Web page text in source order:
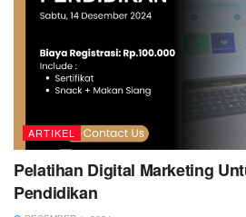
ARTIKEL
Pelatihan Digital Marketing
Pendidikan